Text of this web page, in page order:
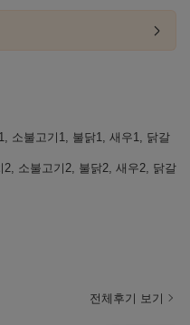
첫구매
링크
소불고기1, 불닭1, 새우1, 닭갈
2, 소불고기2, 불닭2, 새우2, 닭갈
전체후기 보기